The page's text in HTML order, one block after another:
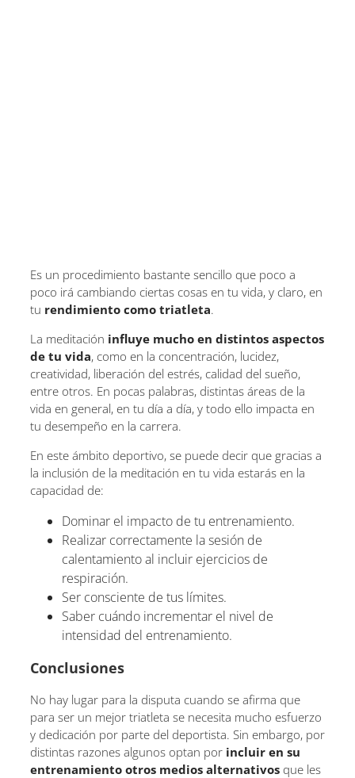
Es un procedimiento bastante sencillo que poco a
poco irá cambiando ciertas cosas en tu vida, y claro, en
tu rendimiento como triatleta.
La meditación influye mucho en distintos aspectos
de tu vida, como en la concentración, lucidez,
creatividad, liberación del estrés, calidad del sueño,
entre otros. En pocas palabras, distintas áreas de la
vida en general, en tu día a día, y todo ello impacta en
tu desempeño en la carrera.
En este ámbito deportivo, se puede decir que gracias a
la inclusión de la meditación en tu vida estarás en la
capacidad de:
Dominar el impacto de tu entrenamiento.
Realizar correctamente la sesión de
calentamiento al incluir ejercicios de
respiración.
Ser consciente de tus límites.
Saber cuándo incrementar el nivel de
intensidad del entrenamiento.
Conclusiones
No hay lugar para la disputa cuando se afirma que
para ser un mejor triatleta se necesita mucho esfuerzo
y dedicación por parte del deportista. Sin embargo, por
distintas razones algunos optan por incluir en su
entrenamiento otros medios alternativos que les